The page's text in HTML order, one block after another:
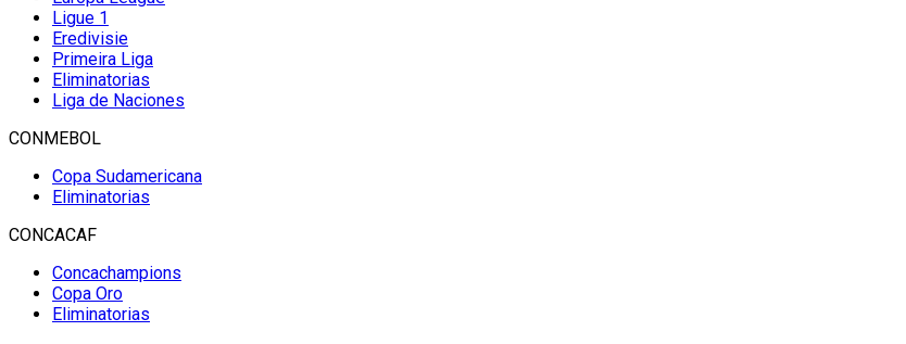
Ligue 1
Eredivisie
Primeira Liga
Eliminatorias
Liga de Naciones
CONMEBOL
Copa Sudamericana
Eliminatorias
CONCACAF
Concachampions
Copa Oro
Eliminatorias